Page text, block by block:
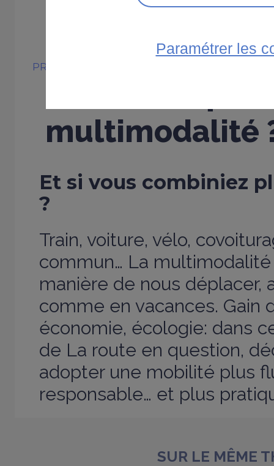
PRATIQUE
multimodalité
Et si vous combiniez
?
Train, voiture, vélo,
commun… La
manière de nous déplacer,
comme en vacances. Gain
économie, écologie: dans
de La route en question,
adopter une mobilité plus
responsable… et plus
SUR LE MÊME
Paramétrer les